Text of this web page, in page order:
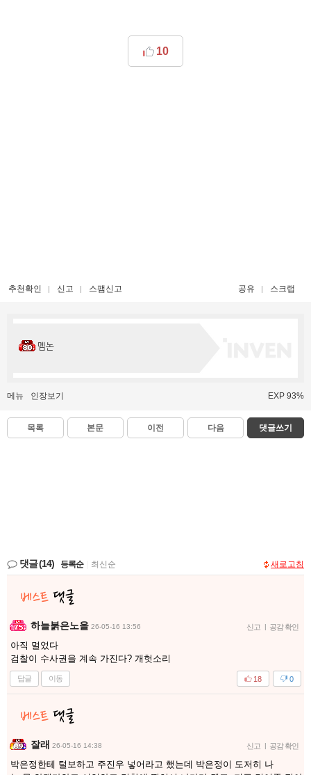
10
추천확인 신고 스팸신고 공유 스크랩
멤논
메뉴 인장보기 EXP 93%
목록 본문 이전 다음 댓글쓰기
댓글(14) 등록순 최신순 새로고침
하늘붉은노을 26-05-16 13:56 신고 공감 확인
아직 멀었다
검찰이 수사권을 계속 가진다? 개헛소리
답글 이동 0
18
잘래 26-05-16 14:38 신고 공감 확인
박은정한테 털보하고 주진우 넣어라고 했는데 박은정이 도저히 나